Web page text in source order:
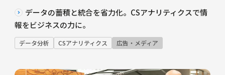
データの蓄積と統合を省力化。CSアナリティクスで情
報をビジネスの力に。
データ分析 CSアナリティクス 広告・メディア